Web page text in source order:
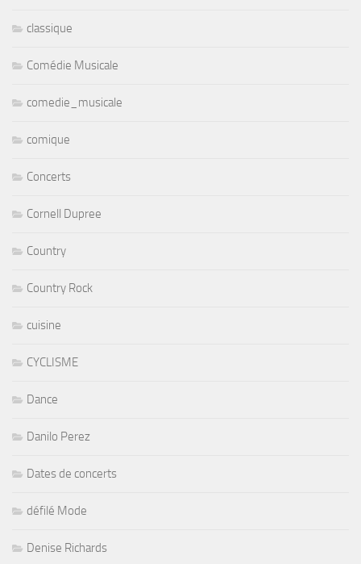
classique
Comédie Musicale
comedie_musicale
comique
Concerts
Cornell Dupree
Country
Country Rock
cuisine
CYCLISME
Dance
Danilo Perez
Dates de concerts
défilé Mode
Denise Richards